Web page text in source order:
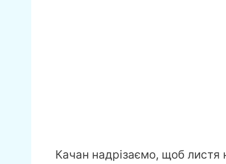
Качан надрізаємо, щоб листя